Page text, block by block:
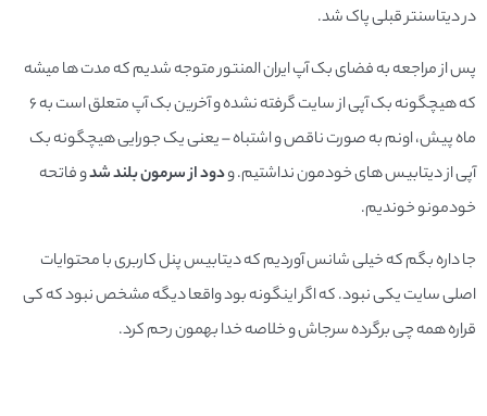
در دیتاسنتر قبلی پاک شد.
پس از مراجعه به فضای بک آپ ایران المنتور متوجه شدیم که مدت ها میشه
که هیچگونه بک آپی از سایت گرفته نشده و آخرین بک آپ متعلق است به 6
ماه پیش، اونم به صورت ناقص و اشتباه – یعنی یک جورایی هیچگونه بک
آپی از دیتابیس های خودمون نداشتیم. ودود از سرمون بلند شدو فاتحه
خودمونو خوندیم.
جا داره بگم که خیلی شانس آوردیم که دیتابیس پنل کاربری با محتوایات
اصلی سایت یکی نبود. که اگر اینگونه بود واقعا دیگه مشخص نبود که کی
قراره همه چی برگرده سرجاش و خلاصه خدا بهمون رحم کرد.